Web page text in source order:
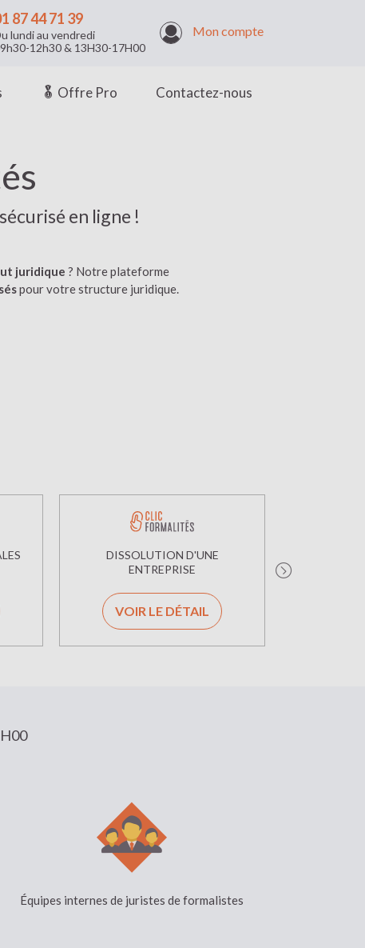
87 44 71 39
lundi au vendredi
12h30 & 13H30-17H00
Mon compte
Offre Pro Contactez-nous
en ligne !
juridique ? Notre plateforme
pour votre structure juridique.
DISSOLUTION D'UNE
ENTREPRISE
VOIR LE DÉTAIL
Équipes internes de juristes de formalistes